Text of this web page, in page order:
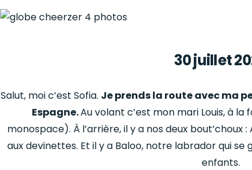
30 juillet
Salut, moi c’est Sofia. Je prends la route avec ma
Espagne.Au volant c’est mon mari Louis, à
monospace). À l’arrière, il y a nos deux bout’choux
aux devinettes. Et il y a Baloo, notre labrador qui
enfants.